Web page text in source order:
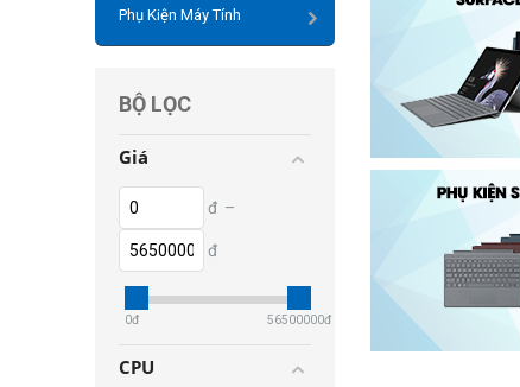
Phụ Kiện Máy Tính
BỘ LỌC
Giá
đ –
đ
0đ 56500000đ
CPU